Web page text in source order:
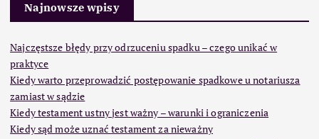
Najnowsze wpisy
Najczęstsze błędy przy odrzuceniu spadku – czego unikać w
praktyce
Kiedy warto przeprowadzić postępowanie spadkowe u notariusza
zamiast w sądzie
Kiedy testament ustny jest ważny – warunki i ograniczenia
Kiedy sąd może uznać testament za nieważny